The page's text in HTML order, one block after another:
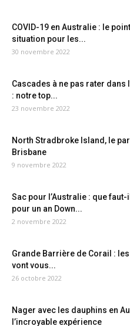
COVID-19 en Australie : le
situation pour les...
30 novembre 2022
Cascades à ne pas rater dans
: notre top...
23 novembre 2022
North Stradbroke Island, le
Brisbane
9 novembre 2022
Sac pour l’Australie : que
pour un an Down...
2 novembre 2022
Grande Barrière de Corail :
vont vous...
26 octobre 2022
Nager avec les dauphins en
l’incroyable expérience